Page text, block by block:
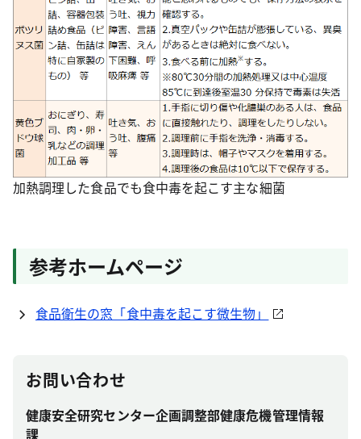
加熱調理した食品でも食中毒を起こす主な細菌
参考ホームページ
食品衛生の窓「食中毒を起こす微生物」
お問い合わせ
健康安全研究センター企画調整部健康危機管理情報
課